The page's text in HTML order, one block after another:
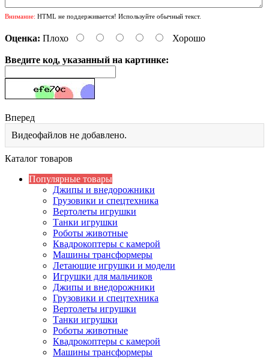
Внимание: HTML не поддерживается! Используйте обычный текст.
Оценка: Плохо Хорошо
Введите код, указанный на картинке:
Вперед
Видеофайлов не добавлено.
Каталог товаров
Популярные товары
Джипы и внедорожники
Грузовики и спецтехника
Вертолеты игрушки
Танки игрушки
Роботы животные
Квадрокоптеры с камерой
Машины трансформеры
Летающие игрушки и модели
Игрушки для мальчиков
Джипы и внедорожники
Грузовики и спецтехника
Вертолеты игрушки
Танки игрушки
Роботы животные
Квадрокоптеры с камерой
Машины трансформеры